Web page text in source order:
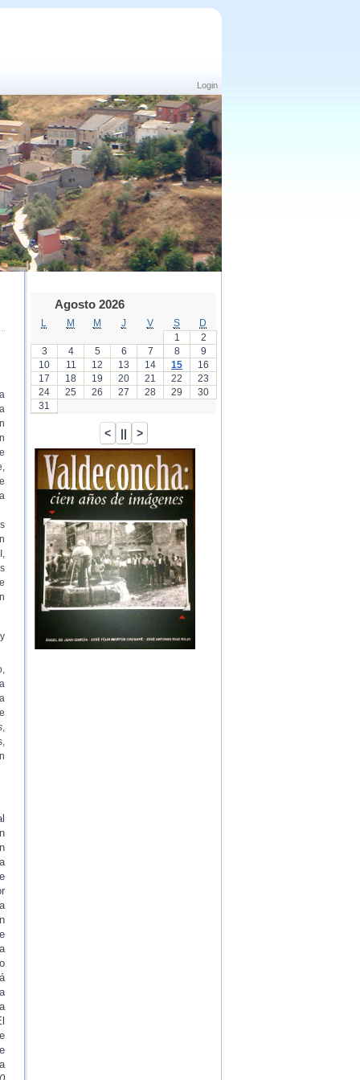
Login
Agosto 2026
M M J V S
D
1
2
3
4 5 6 7 8
9
10
11 12 13 14 15
16
17
18 19 20 21 22
23
24
25 26 27 28 29
30
31